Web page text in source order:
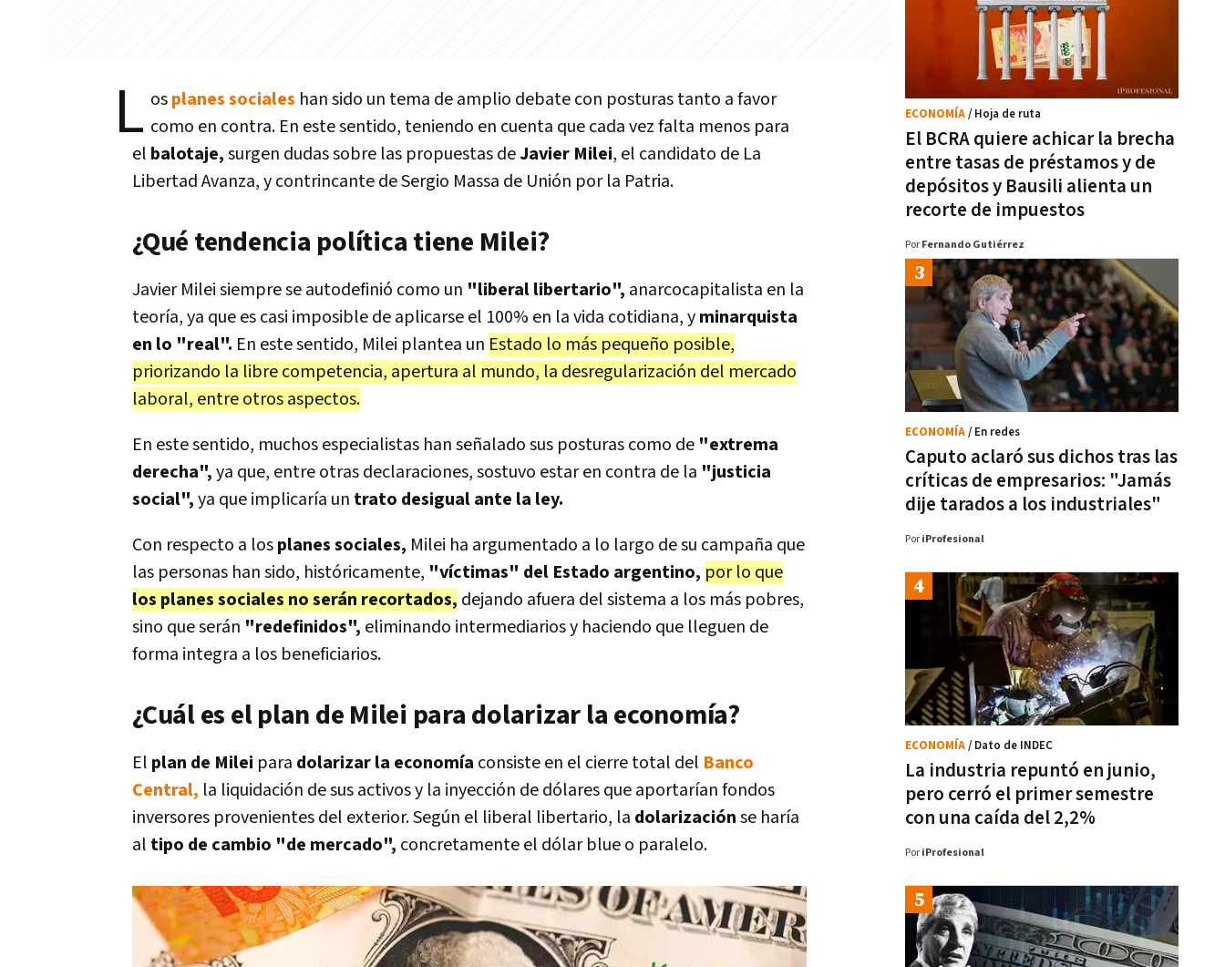
L osplanes sociales han sido un tema de amplio debate con posturas tanto a favor
como en contra. En este sentido, teniendo en cuenta que cada vez falta menos para
el balotaje,surgen dudas sobre las propuestas deJavier Milei, el candidato de La
Libertad Avanza, y contrincante deSergio Massa de Unión por la Patria.
¿Qué tendencia política tiene Milei?
Javier Milei siempre se autodefinió como un "liberal libertario", anarcocapitalista en la
teoría, ya que es casi imposible de aplicarse el 100% en la vida cotidiana, yminarquista
en lo "real". En este sentido, Milei plantea un Estado lo más pequeño posible,
priorizando la libre competencia, apertura al mundo, la desregularización del mercado
laboral, entre otros aspectos.
En este sentido, muchos especialistas han señalado sus posturas como de "extrema
derecha",ya que, entre otras declaraciones, sostuvo estar en contra de la "justicia
social",ya que implicaría un trato desigual ante la ley.
Con respecto a losplanes sociales, Milei ha argumentado a lo largo de su campaña que
las personas han sido, históricamente, "víctimas" del Estado argentino, por lo que
los planes sociales no serán recortados, dejando afuera del sistema a los más pobres,
sino que serán "redefinidos", eliminando intermediarios y haciendo que lleguen de
forma integra a los beneficiarios.
¿Cuál es el plan de Milei para dolarizar la economía?
El plan de Milei para dolarizar la economía consiste en el cierre total del Banco
Central, la liquidación de sus activos y la inyección de dólares que aportarían fondos
inversores provenientes del exterior. Según el liberal libertario, la dolarizaciónse haría
al tipo de cambio "de mercado", concretamente el dólar blue o paralelo.
El BCRA quiere achicar la brecha
entre tasas de préstamos y de
depósitos y Bausili alienta un
recorte de impuestos
ECONOMÍA/ Hoja de ruta
Por Fernando Gutiérrez
Caputo aclaró sus dichos tras las
críticas de empresarios: "Jamás
dije tarados a los industriales"
ECONOMÍA/ En redes
Por iProfesional
La industria repuntó en junio,
pero cerró el primer semestre
con una caída del 2,2%
ECONOMÍA/ Dato de INDEC
Por iProfesional